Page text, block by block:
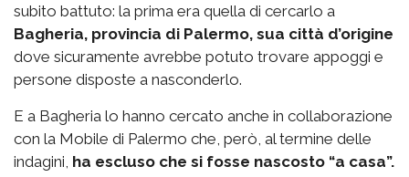
subito battuto: la prima era quella di cercarlo a
Bagheria, provincia di Palermo, sua città d’origine
dove sicuramente avrebbe potuto trovare appoggi e
persone disposte a nasconderlo.
E a Bagheria lo hanno cercato anche in collaborazione
con la Mobile di Palermo che, però, al termine delle
indagini, ha escluso che si fosse nascosto “a casa”.